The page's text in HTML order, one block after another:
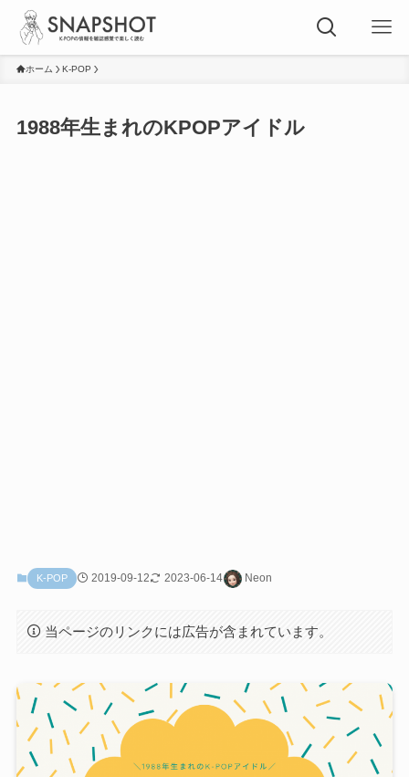
ホーム K-POP
1988年生まれのKPOPアイドル
K-POP 2019-09-12 2023-06-14 Neon
当ページのリンクには広告が含まれています。